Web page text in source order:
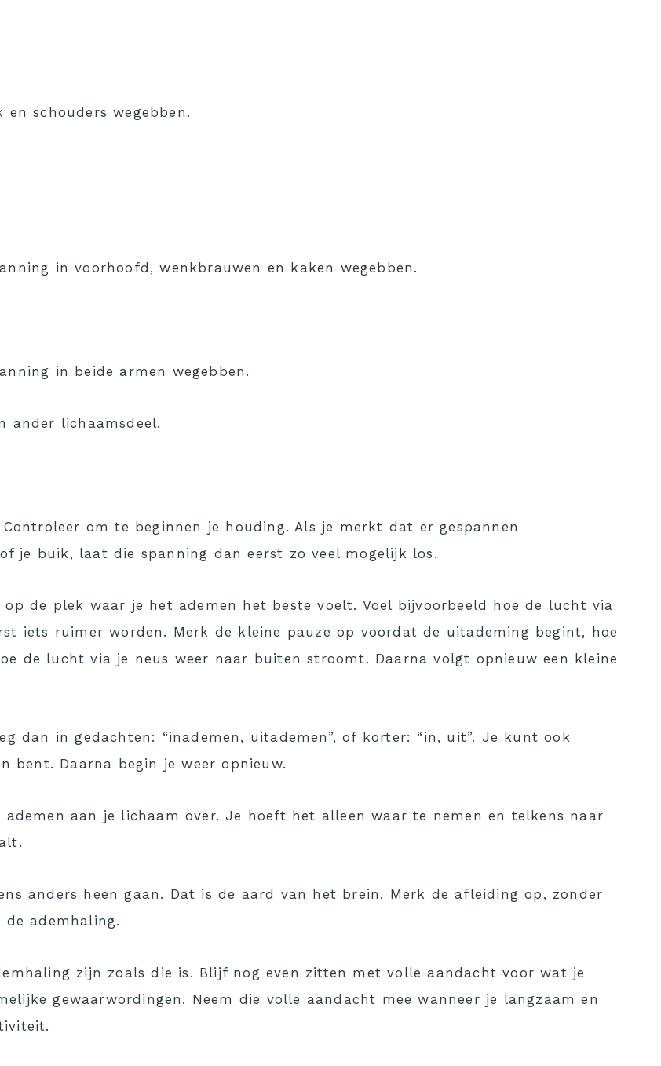
schouders wegebben.
in voorhoofd, wenkbrauwen en kaken wegebben.
in beide armen wegebben.
ander lichaamsdeel.
om te beginnen je houding. Als je merkt dat er gespannen
je buik, laat die spanning dan eerst zo veel mogelijk los.
de plek waar je het ademen het beste voelt. Voel bijvoorbeeld hoe de lucht via
iets ruimer worden. Merk de kleine pauze op voordat de uitademing begint, hoe
de lucht via je neus weer naar buiten stroomt. Daarna volgt opnieuw een kleine
dan in gedachten: “inademen, uitademen”, of korter: “in, uit”. Je kunt ook
Daarna begin je weer opnieuw.
aan je lichaam over. Je hoeft het alleen waar te nemen en telkens naar
anders heen gaan. Dat is de aard van het brein. Merk de afleiding op, zonder
ademhaling.
zijn zoals die is. Blijf nog even zitten met volle aandacht voor wat je
gewaarwordingen. Neem die volle aandacht mee wanneer je langzaam en